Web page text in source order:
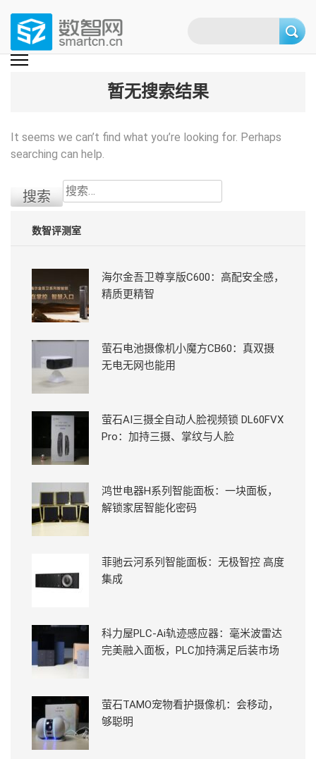
content
(Press
数智网
智能家居第一资讯门户 | 智能家居系统，智能家居产品，智能家居解决方
暂无搜索结果
It seems we can’t find what you’re looking for. Perhaps
searching can help.
搜
索：
数智评测室
海尔金吾卫尊享版C600：高配安全感，
精质更精智
萤石电池摄像机小魔方CB60：真双摄
无电无网也能用
萤石AI三摄全自动人脸视频锁 DL60FVX
Pro：加持三摄、掌纹与人脸
鸿世电器H系列智能面板：一块面板，
解锁家居智能化密码
菲驰云河系列智能面板：无极智控 高度
集成
科力屋PLC-Ai轨迹感应器：毫米波雷达
完美融入面板，PLC加持满足后装市场
萤石TAMO宠物看护摄像机：会移动，
够聪明